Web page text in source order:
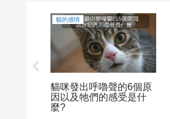
飼養方式
【小步舞曲貓：拿破
崙】個性、芒奇金的特
徵差異和費用與飼養方